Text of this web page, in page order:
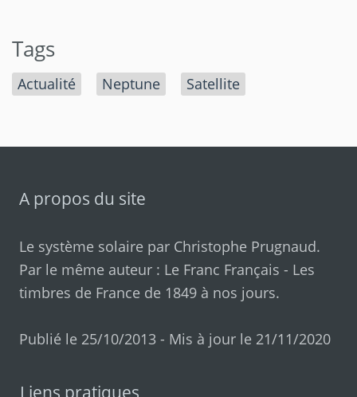
Tags
Actualité Neptune Satellite
A propos du site
Le système solaire par Christophe Prugnaud.
Par le même auteur : Le Franc Français - Les
timbres de France de 1849 à nos jours.
Publié le 25/10/2013 - Mis à jour le 21/11/2020
Liens pratiques